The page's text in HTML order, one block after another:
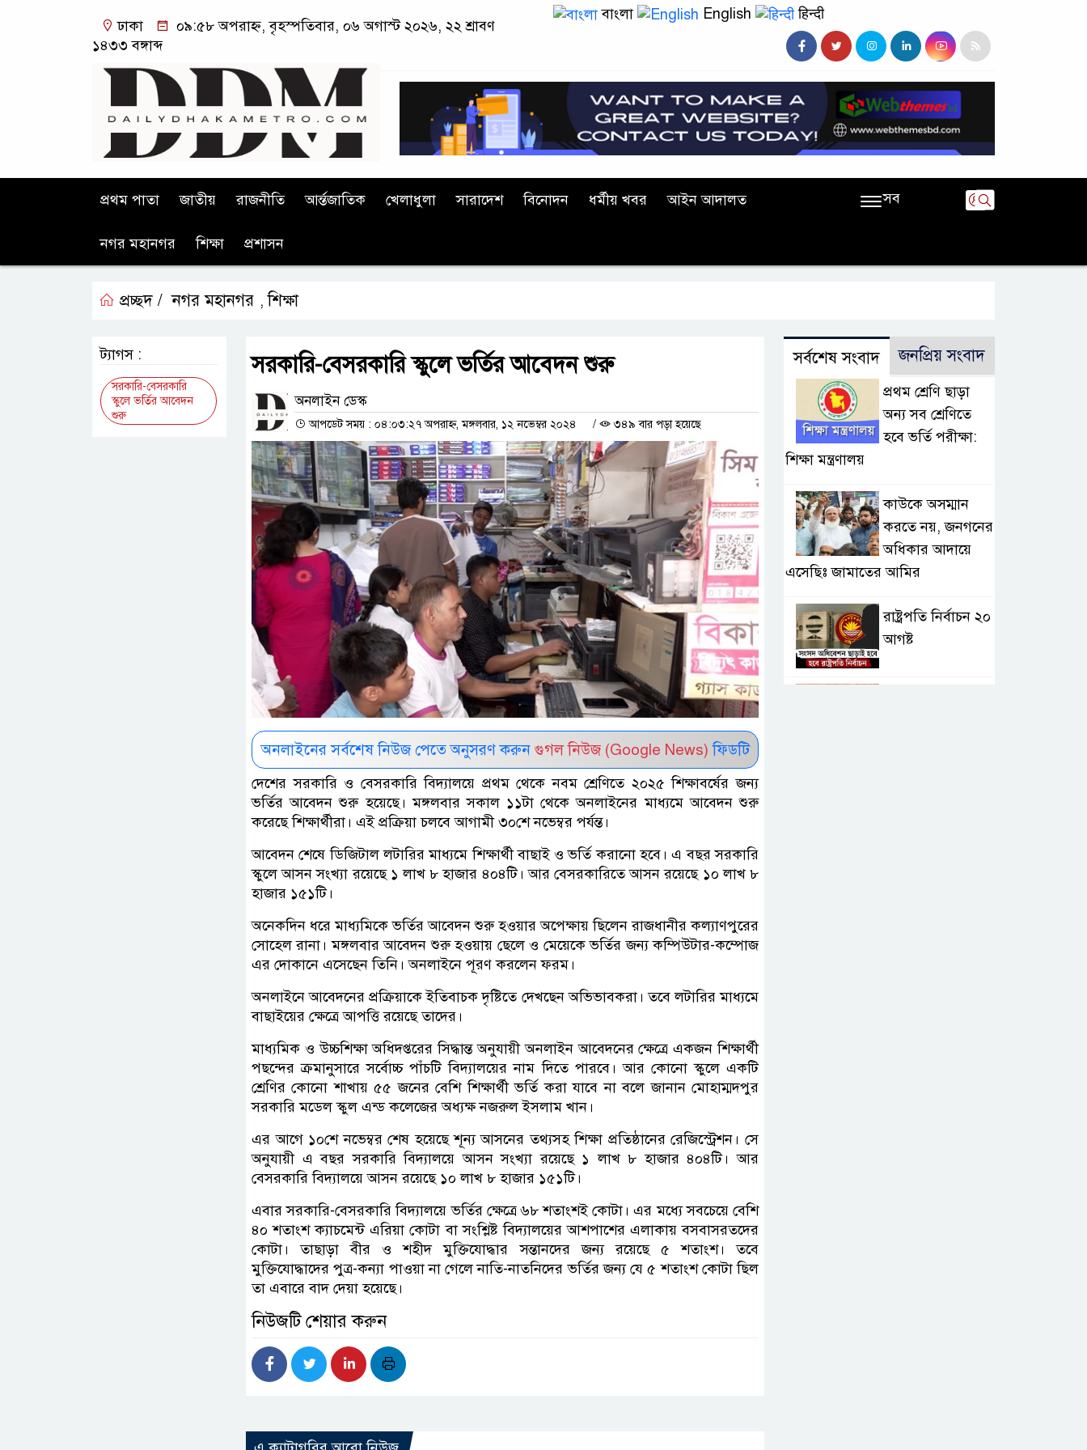
ঢাকা
০৯:৫৮ অপরাহ্ন, বৃহস্পতিবার, ০৬ অগাস্ট ২০২৬, ২২ শ্রাবণ
১৪৩৩ বঙ্গাব্দ
বাংলা English हिन्दी
প্রথম পাতা জাতীয় রাজনীতি আর্ন্তজাতিক খেলাধুলা সারাদেশ বিনোদন ধর্মীয় খবর আইন আদালত
নগর মহানগর শিক্ষা প্রশাসন
সব
প্রচ্ছদ / নগর মহানগর ,শিক্ষা
সরকারি-বেসরকারি স্কুলে ভর্তির আবেদন শুরু
অনলাইন ডেস্ক
আপডেট সময় : ০৪:০৩:২৭ অপরাহ্ন, মঙ্গলবার, ১২ নভেম্বর ২০২৪ / ৩৪৯ বার পড়া হয়েছে
অনলাইনের সর্বশেষ নিউজ পেতে অনুসরণ করুন গুগল নিউজ (Google News) ফিডটি
দেশের সরকারি ও বেসরকারি বিদ্যালয়ে প্রথম থেকে নবম শ্রেণিতে ২০২৫ শিক্ষাবর্ষের জন্য
ভর্তির আবেদন শুরু হয়েছে। মঙ্গলবার সকাল ১১টা থেকে অনলাইনের মাধ্যমে আবেদন শুরু
করেছে শিক্ষার্থীরা। এই প্রক্রিয়া চলবে আগামী ৩০শে নভেম্বর পর্যন্ত।
আবেদন শেষে ডিজিটাল লটারির মাধ্যমে শিক্ষার্থী বাছাই ও ভর্তি করানো হবে। এ বছর সরকারি
স্কুলে আসন সংখ্যা রয়েছে ১ লাখ ৮ হাজার ৪০৪টি। আর বেসরকারিতে আসন রয়েছে ১০ লাখ ৮
হাজার ১৫১টি।
অনেকদিন ধরে মাধ্যমিকে ভর্তির আবেদন শুরু হওয়ার অপেক্ষায় ছিলেন রাজধানীর কল্যাণপুরের
সোহেল রানা। মঙ্গলবার আবেদন শুরু হওয়ায় ছেলে ও মেয়েকে ভর্তির জন্য কম্পিউটার-কম্পোজ
এর দোকানে এসেছেন তিনি। অনলাইনে পূরণ করলেন ফরম।
অনলাইনে আবেদনের প্রক্রিয়াকে ইতিবাচক দৃষ্টিতে দেখছেন অভিভাবকরা। তবে লটারির মাধ্যমে
বাছাইয়ের ক্ষেত্রে আপত্তি রয়েছে তাদের।
মাধ্যমিক ও উচ্চশিক্ষা অধিদপ্তরের সিদ্ধান্ত অনুযায়ী অনলাইন আবেদনের ক্ষেত্রে একজন শিক্ষার্থী
পছন্দের ক্রমানুসারে সর্বোচ্চ পাঁচটি বিদ্যালয়ের নাম দিতে পারবে। আর কোনো স্কুলে একটি
শ্রেণির কোনো শাখায় ৫৫ জনের বেশি শিক্ষার্থী ভর্তি করা যাবে না বলে জানান মোহাম্মদপুর
সরকারি মডেল স্কুল এন্ড কলেজের অধ্যক্ষ নজরুল ইসলাম খান।
এর আগে ১০শে নভেম্বর শেষ হয়েছে শূন্য আসনের তথ্যসহ শিক্ষা প্রতিষ্ঠানের রেজিস্ট্রেশন। সে
অনুযায়ী এ বছর সরকারি বিদ্যালয়ে আসন সংখ্যা রয়েছে ১ লাখ ৮ হাজার ৪০৪টি। আর
বেসরকারি বিদ্যালয়ে আসন রয়েছে ১০ লাখ ৮ হাজার ১৫১টি।
এবার সরকারি-বেসরকারি বিদ্যালয়ে ভর্তির ক্ষেত্রে ৬৮ শতাংশই কোটা। এর মধ্যে সবচেয়ে বেশি
৪০ শতাংশ ক্যাচমেন্ট এরিয়া কোটা বা সংশ্লিষ্ট বিদ্যালয়ের আশপাশের এলাকায় বসবাসরতদের
কোটা। তাছাড়া বীর ও শহীদ মুক্তিযোদ্ধার সন্তানদের জন্য রয়েছে ৫ শতাংশ। তবে
মুক্তিযোদ্ধাদের পুত্র-কন্যা পাওয়া না গেলে নাতি-নাতনিদের ভর্তির জন্য যে ৫ শতাংশ কোটা ছিল
তা এবারে বাদ দেয়া হয়েছে।
নিউজটি শেয়ার করুন
ট্যাগস :
সরকারি-বেসরকারি
স্কুলে ভর্তির আবেদন
শুরু
সর্বশেষ সংবাদ জনপ্রিয় সংবাদ
প্রথম শ্রেণি ছাড়া
অন্য সব শ্রেণিতে
হবে ভর্তি পরীক্ষা:
শিক্ষা মন্ত্রণালয়
কাউকে অসম্মান
করতে নয়, জনগনের
অধিকার আদায়ে
এসেছিঃ জামাতের আমির
রাষ্ট্রপতি নির্বাচন ২০
আগষ্ট